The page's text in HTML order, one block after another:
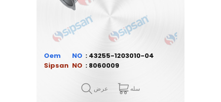
Oem
43255-1203010-04
Sipsan
8060009
عرض سله